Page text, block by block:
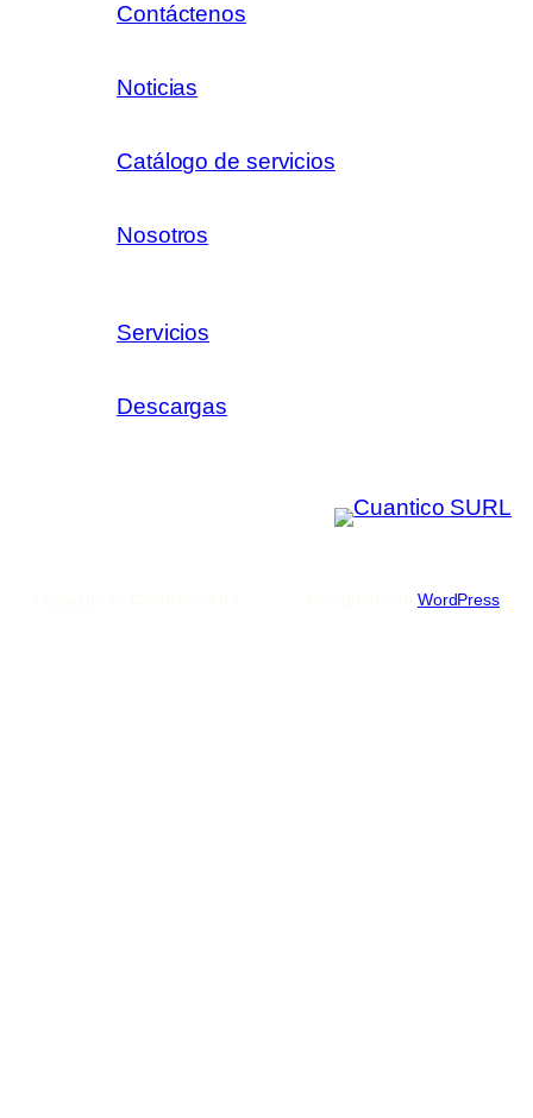
Contáctenos
Noticias
Catálogo de servicios
Nosotros
Servicios
Descargas
WordPress